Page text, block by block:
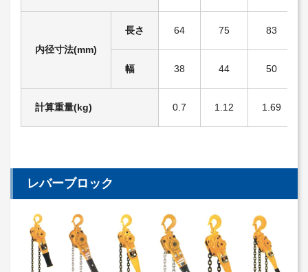
内径寸法(mm)
長さ 64 75 83
幅 38 44 50
計算重量(kg) 0.7 1.12 1.69
レバーブロック